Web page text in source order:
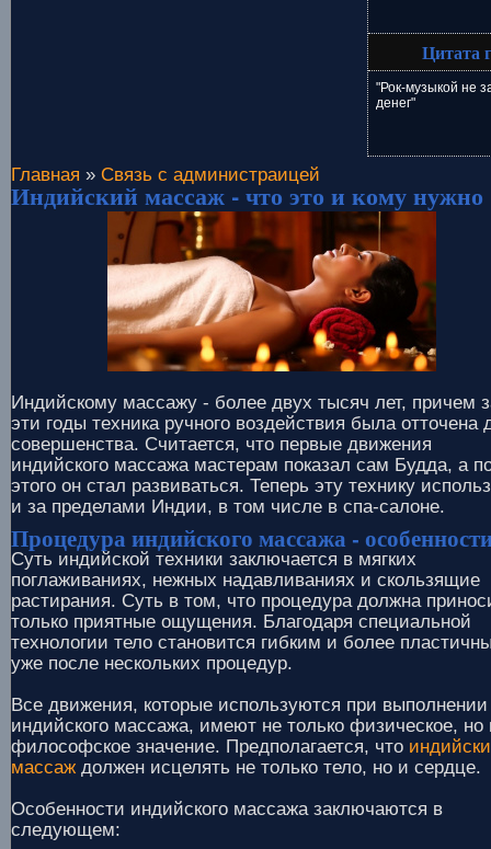
Цитата
"Рок-музыкой не
денег"
Главная » Связь с администраицей
Индийский массаж - что это и кому нужно
Индийскому массажу - более двух тысяч лет, причем
эти годы техника ручного воздействия была отточена
совершенства. Считается, что первые движения
индийского массажа мастерам показал сам Будда, а
этого он стал развиваться. Теперь эту технику
и за пределами Индии, в том числе в спа-салоне.
Процедура индийского массажа -
Суть индийской техники заключается в мягких
поглаживаниях, нежных надавливаниях и скользящие
растирания. Суть в том, что процедура должна
только приятные ощущения. Благодаря специальной
технологии тело становится гибким и более
уже после нескольких процедур.
Все движения, которые используются при выполнении
индийского массажа, имеют не только физическое, но
философское значение. Предполагается, что
массаж должен исцелять не только тело, но и сердце.
Особенности индийского массажа заключаются в
следующем: